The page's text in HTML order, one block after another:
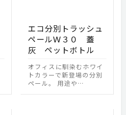
エコ分別トラッシュ
ペールＷ３０ 蓋
灰 ペットボトル
オフィスに馴染むホワイ
トカラーで新登場の分別
ペール。 用途や…